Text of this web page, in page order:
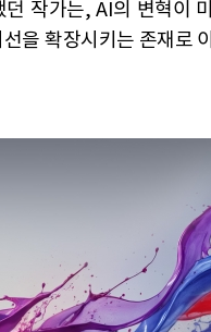
작가는, AI의 변혁이
을 확장시키는 존재로